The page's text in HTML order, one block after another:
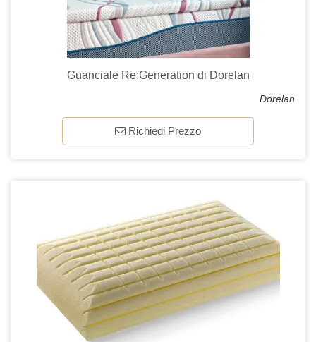
Guanciale Re:Generation di Dorelan
Dorelan
Richiedi Prezzo